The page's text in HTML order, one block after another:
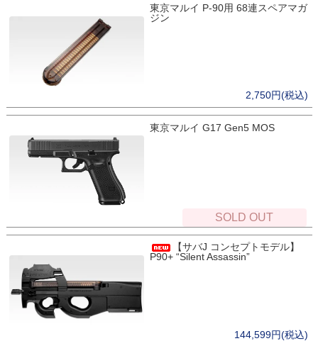
東京マルイ P-90用 68連スペアマガ
ジン
2,750円(税込)
東京マルイ G17 Gen5 MOS
SOLD OUT
【サバJ コンセプトモデル】
P90+ “Silent Assassin”
144,599円(税込)